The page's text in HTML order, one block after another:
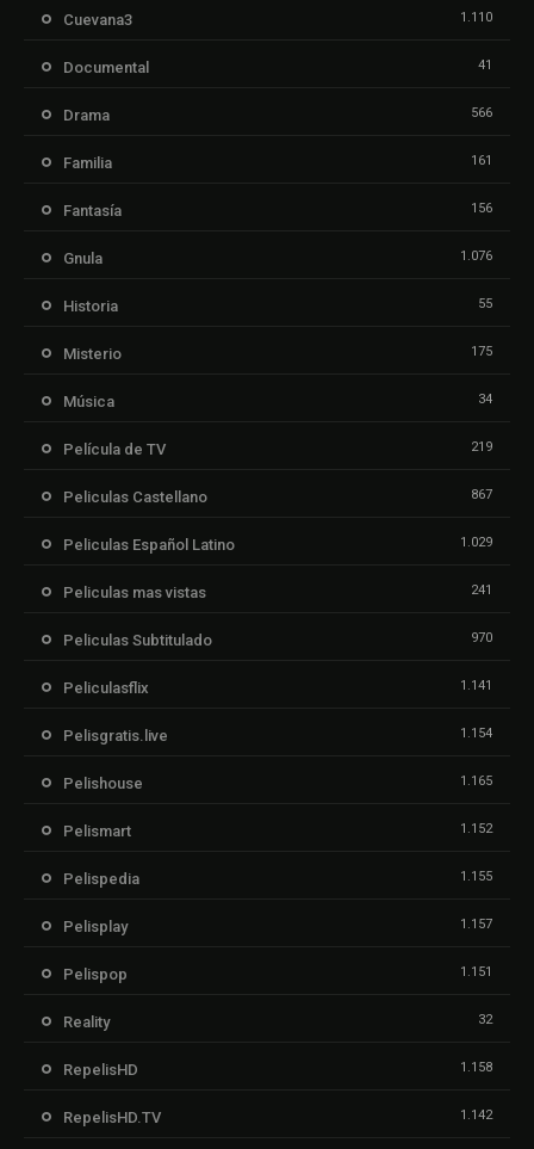
Cuevana3 1.110
Documental 41
Drama 566
Familia 161
Fantasía 156
Gnula 1.076
Historia 55
Misterio 175
Música 34
Película de TV 219
Peliculas Castellano 867
Peliculas Español Latino 1.029
Peliculas mas vistas 241
Peliculas Subtitulado 970
Peliculasflix 1.141
Pelisgratis.live 1.154
Pelishouse 1.165
Pelismart 1.152
Pelispedia 1.155
Pelisplay 1.157
Pelispop 1.151
Reality 32
RepelisHD 1.158
RepelisHD.TV 1.142